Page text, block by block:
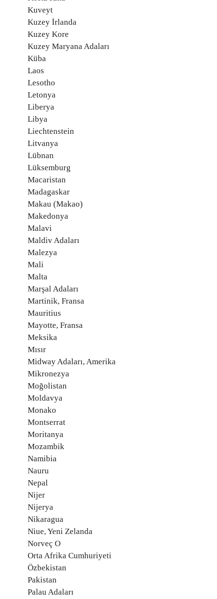
Kuveyt
Kuzey İrlanda
Kuzey Kore
Kuzey Maryana Adaları
Küba
Laos
Lesotho
Letonya
Liberya
Libya
Liechtenstein
Litvanya
Lübnan
Lüksemburg
Macaristan
Madagaskar
Makau (Makao)
Makedonya
Malavi
Maldiv Adaları
Malezya
Mali
Malta
Marşal Adaları
Martinik, Fransa
Mauritius
Mayotte, Fransa
Meksika
Mısır
Midway Adaları, Amerika
Mikronezya
Moğolistan
Moldavya
Monako
Montserrat
Moritanya
Mozambik
Namibia
Nauru
Nepal
Nijer
Nijerya
Nikaragua
Niue, Yeni Zelanda
Norveç O
Orta Afrika Cumhuriyeti
Özbekistan
Pakistan
Palau Adaları